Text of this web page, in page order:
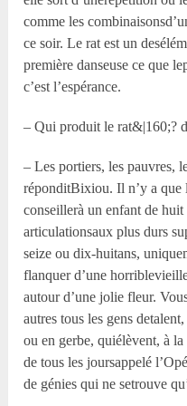
comme les
ce soir. Le rat est un
première danseuse ce que
c’est l’espérance.
– Qui produit le rat&|160;?
– Les portiers, les pauvres,
réponditBixiou. Il n’y a que
conseillerà un enfant de huit
articulationsaux plus durs
seize ou dix-huitans,
flanquer d’une
autour d’une jolie fleur.
autres tous les gens
ou en gerbe, quiélèvent, à
de tous les joursappelé
de génies qui ne setrouve